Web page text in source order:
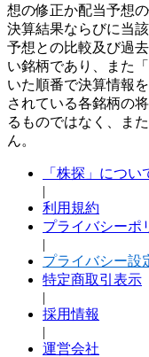
想の修正か配当予想
決算結果ならびに当
予想との比較及び過
い銘柄であり、また
いた順番で決算情報
されている各銘柄の
るものではなく、ま
ん。
「株探」につい
|
利用規約
プライバシーポ
|
プライバシー設
特定商取引表示
|
採用情報
|
運営会社